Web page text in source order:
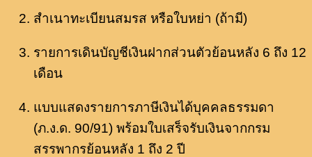
สำเนาทะเบียนสมรส หรือใบหย่า (ถ้ามี)
รายการเดินบัญชีเงินฝากส่วนตัวย้อนหลัง 6 ถึง 12
เดือน
แบบแสดงรายการภาษีเงินได้บุคคลธรรมดา
(ภ.ง.ด. 90/91) พร้อมใบเสร็จรับเงินจากกรม
สรรพากรย้อนหลัง 1 ถึง 2 ปี